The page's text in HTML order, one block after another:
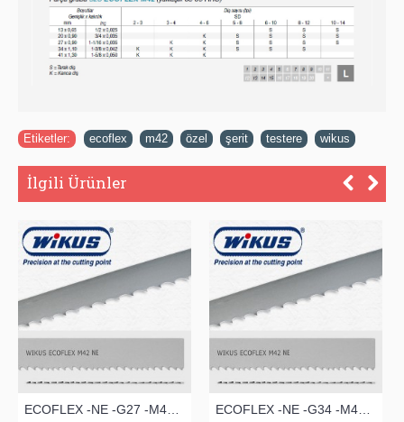
Etiketler: ecoflex m42 özel şerit testere wikus
İlgili Ürünler